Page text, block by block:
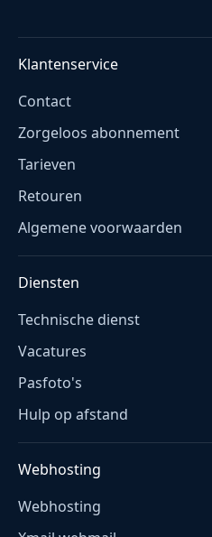
Klantenservice
Contact
Zorgeloos abonnement
Tarieven
Retouren
Algemene voorwaarden
Diensten
Technische dienst
Vacatures
Pasfoto's
Hulp op afstand
Webhosting
Webhosting